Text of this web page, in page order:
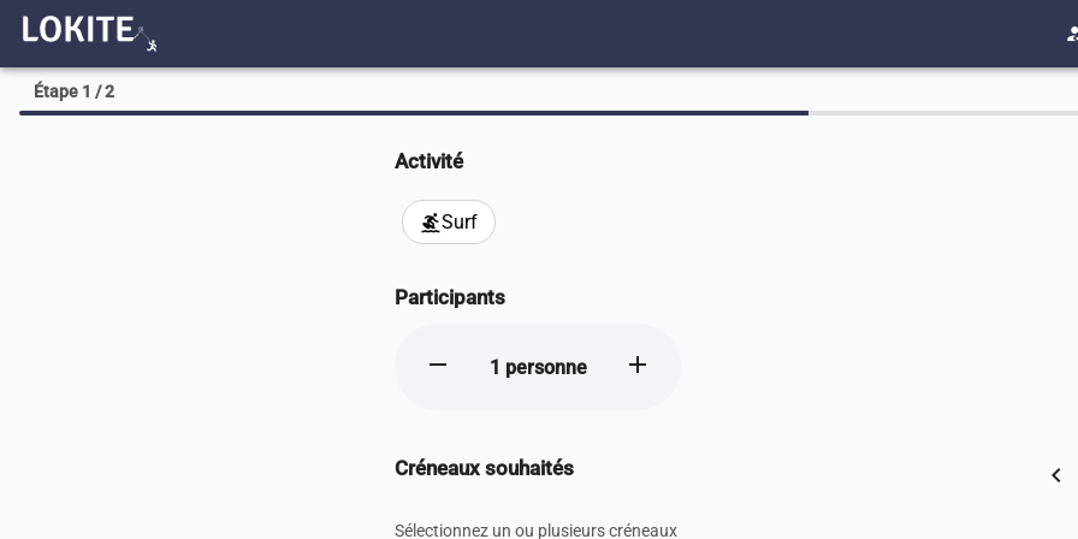
Étape 1 / 2
Activité
surfingSurf
Participants
remove 1 personne add
Créneaux souhaités chevron_left
Sélectionnez un ou plusieurs créneaux